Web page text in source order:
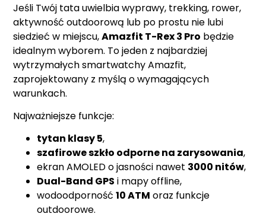
Jeśli Twój tata uwielbia wyprawy, trekking, rower,
aktywność outdoorową lub po prostu nie lubi
siedzieć w miejscu,Amazfit T-Rex 3 Pro będzie
idealnym wyborem. To jeden z najbardziej
wytrzymałych smartwatchy Amazfit,
zaprojektowany z myślą o wymagających
warunkach.
Najważniejsze funkcje:
tytan klasy 5,
szafirowe szkło odporne na zarysowania,
ekran AMOLED o jasności nawet 3000 nitów,
Dual-Band GPS i mapy offline,
wodoodporność10 ATM oraz funkcje
outdoorowe.